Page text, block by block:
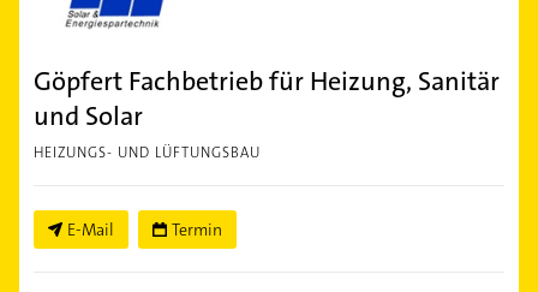
Göpfert Fachbetrieb für Heizung, Sanitär
und Solar
HEIZUNGS- UND LÜFTUNGSBAU
E-Mail Termin